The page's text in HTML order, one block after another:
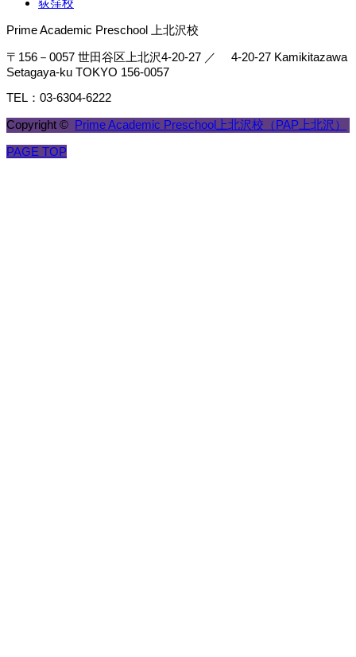
Prime Academic Preschool 上北沢校
〒156－0057 世田谷区上北沢4-20-27 ／ 4-20-27 Kamikitazawa
Setagaya-ku TOKYO 156-0057
TEL：03-6304-6222
Copyright © Prime Academic Preschool上北沢校（PAP上北沢）
PAGE TOP